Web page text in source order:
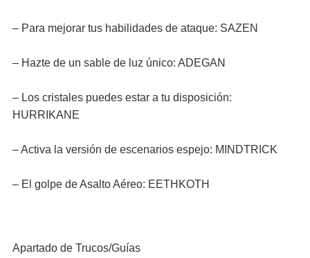
– Para mejorar tus habilidades de ataque: SAZEN
– Hazte de un sable de luz único: ADEGAN
– Los cristales puedes estar a tu disposición:
HURRIKANE
– Activa la versión de escenarios espejo: MINDTRICK
– El golpe de Asalto Aéreo: EETHKOTH
Apartado de Trucos/Guías